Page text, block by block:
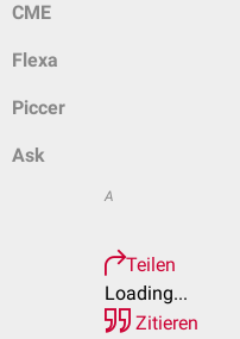
CME
Flexa
Piccer
Ask
A
Teilen
Loading...
Zitieren